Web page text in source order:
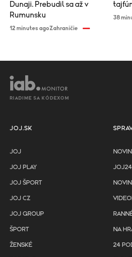
Dunaji. Prebudil sa až v
Rumunsku
12 minutes agoZahraničie
38
RIADIME SA KÓDEXOM
JOJ.SK
JOJ
JOJ PLAY
JOJ ŠPORT
JOJ CZ
JOJ GROUP
ŠPORT
ŽENSKÉ
NA
24